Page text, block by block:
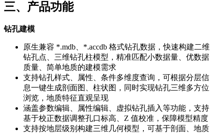
三、产品功能
钻孔建模
原生兼容 *.mdb、*.accdb 格式钻孔数据，快速构建二维
钻孔点、三维钻孔柱模型，精准匹配小数据量、优数据
质量、简单地质的建模需求
支持钻孔样式、属性、条件多维度查询，可根据分层信
息一键生成剖面图、柱状图，同时实现钻孔三维多方位
浏览，地质特征直观呈现
涵盖参数编辑、属性编辑、虚拟钻孔插入等功能，支持
基于校正数据调整孔口标高、Z 值校准，保障模型精度
支持按地层级别构建三维几何模型，可基于剖面、地质